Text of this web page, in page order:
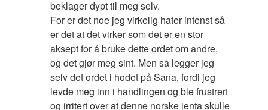
beklager dypt til meg selv.
For er det noe jeg virkelig hater intenst så
er det at det virker som det er en stor
aksept for å bruke dette ordet om andre,
og det gjør meg sint. Men så legger jeg
selv det ordet i hodet på Sana, fordi jeg
levde meg inn i handlingen og ble frustrert
og irritert over at denne norske jenta skulle